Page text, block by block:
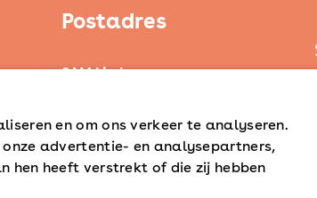
Postadres
SAM Limburg
steunpunt@sam-limburg.nl
en om ons verkeer te analyseren.
advertentie- en analysepartners,
hen heeft verstrekt of die zij hebben